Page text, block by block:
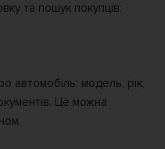
та пошук покупців:
автомобіль: модель, рік,
Це можна